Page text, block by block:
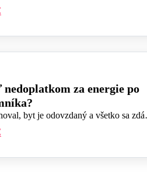
za energie po
byt je odovzdaný a všetko sa